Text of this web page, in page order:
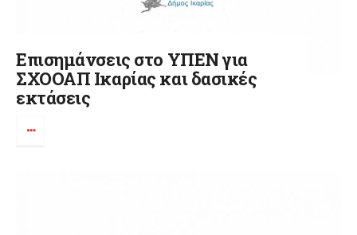
Επισημάνσεις στο ΥΠΕΝ για
ΣΧΟΟΑΠ Ικαρίας και δασικές
εκτάσεις